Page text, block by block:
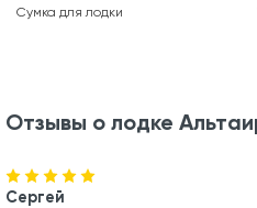
Сумка для лодки
Отзывы о лодке
Сергей